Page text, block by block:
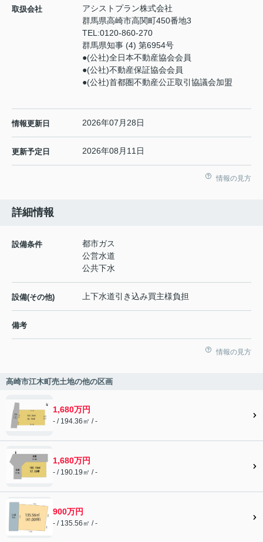
取扱会社
アシストプラン株式会社
群馬県高崎市高関町450番地3
TEL:0120-860-270
群馬県知事 (4) 第6954号
●(公社)全日本不動産協会会員
●(公社)不動産保証協会会員
●(公社)首都圏不動産公正取引協議会加盟
情報更新日 2026年07月28日
更新予定日 2026年08月11日
情報の見方
詳細情報
設備条件
都市ガス
公営水道
公共下水
設備(その他) 上下水道引き込み買主様負担
備考
情報の見方
高崎市江木町売土地の他の区画
1,680万円
- / 194.36㎡ / -
1,680万円
- / 190.19㎡ / -
900万円
- / 135.56㎡ / -